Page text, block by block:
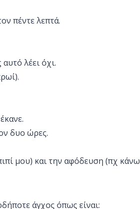
πέντε λεπτά.
λέει όχι.
δυο ώρες.
μου) και την αφόδευση (πχ κάνω
άγχος όπως είναι: